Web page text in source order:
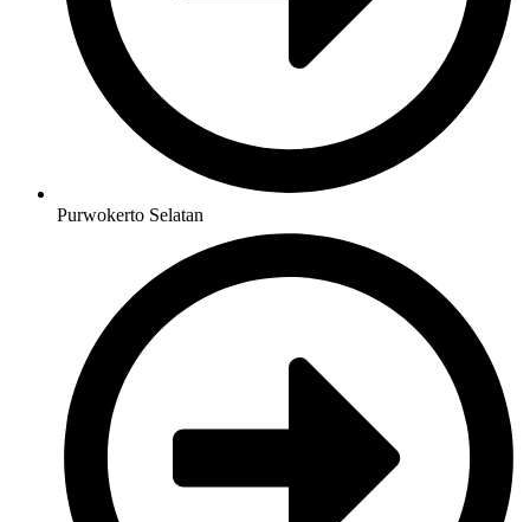
Purwokerto Selatan